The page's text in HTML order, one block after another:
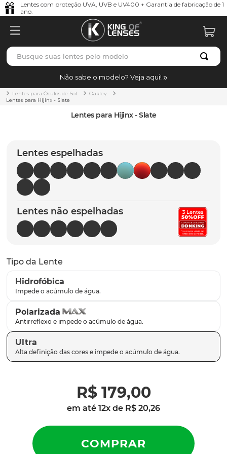
Lentes com proteção UVA, UVB e UV400 + Garantia de fabricação de 1
ano.
Busque suas lentes pelo modelo
Não sabe o modelo? Veja aqui!
Lentes para Óculos de Sol
Oakley
Lentes para Hijinx - Slate
Lentes para Hijinx - Slate
Lentes espelhadas
Lentes não espelhadas
Tipo da Lente
Hidrofóbica
Polarizada
Ultra
R$ 179,00
em até 12x de R$ 20,26
TERMOS MAIS BUSCADOS
1º borrachas
5º chaves
6º t-shock
7º gasket
8º parafusos
9º latch